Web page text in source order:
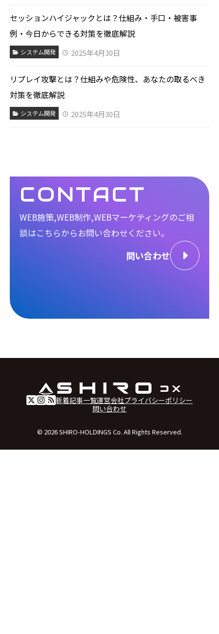
セッションハイジャックとは？仕組み・手口・被害事
例・今日からできる対策を徹底解説
システム開発 2025年4月30日
リプレイ攻撃とは？仕組みや危険性、あなたの取るべき
対策を徹底解説
システム開発 2025年4月30日
CONTACT
WEB施策,WEB制作,WEBマーケティングのご相
談はこちらからお問い合わせください。
問い合わせ
新着記事一覧運営会社プライバシーポリシー
問い合わせ
© 2026 SHIRO-HOLDINGS Co. All Rights Reserved.